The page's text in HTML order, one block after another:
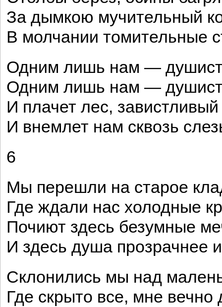
За дымкою мучительный
В молчании томительные
Одним лишь нам —
Одним лишь нам —
И плачет лес,
И внемлет нам сквозь
6
Мы перешли на старое
Где ждали нас холодные
Почиют здесь безумные
И здесь душа прозрачнее
Склонились мы над
Где скрыто все, мне вечно